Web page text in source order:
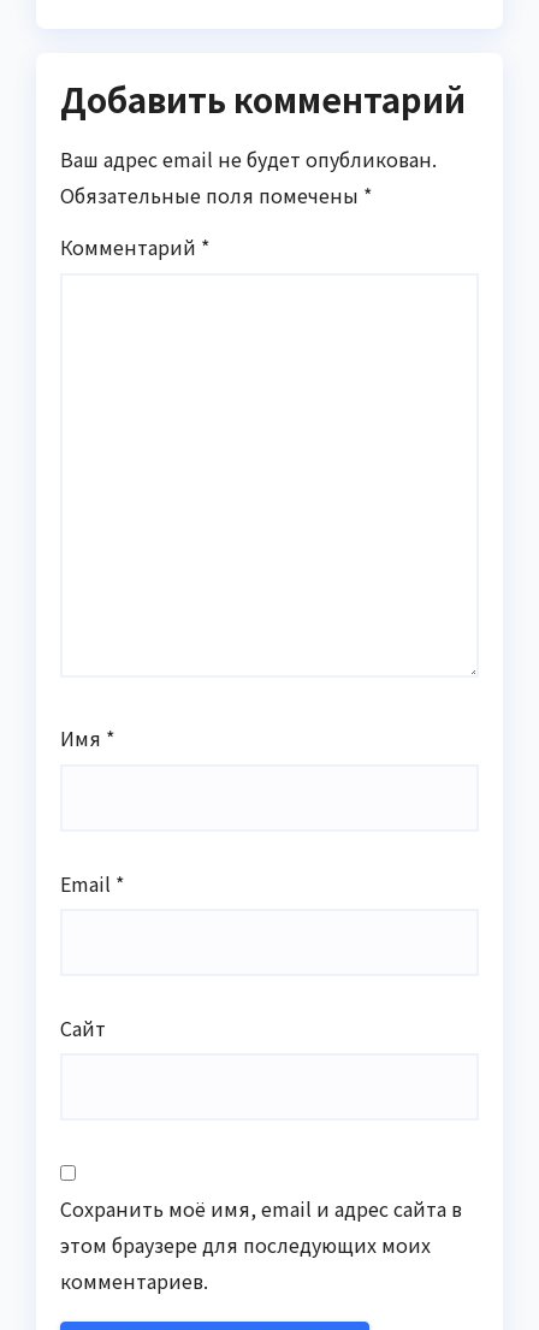
Добавить комментарий
Ваш адрес email не будет опубликован.
Обязательные поля помечены *
Комментарий *
Имя *
Email *
Сайт
Сохранить моё имя, email и адрес сайта в
этом браузере для последующих моих
комментариев.